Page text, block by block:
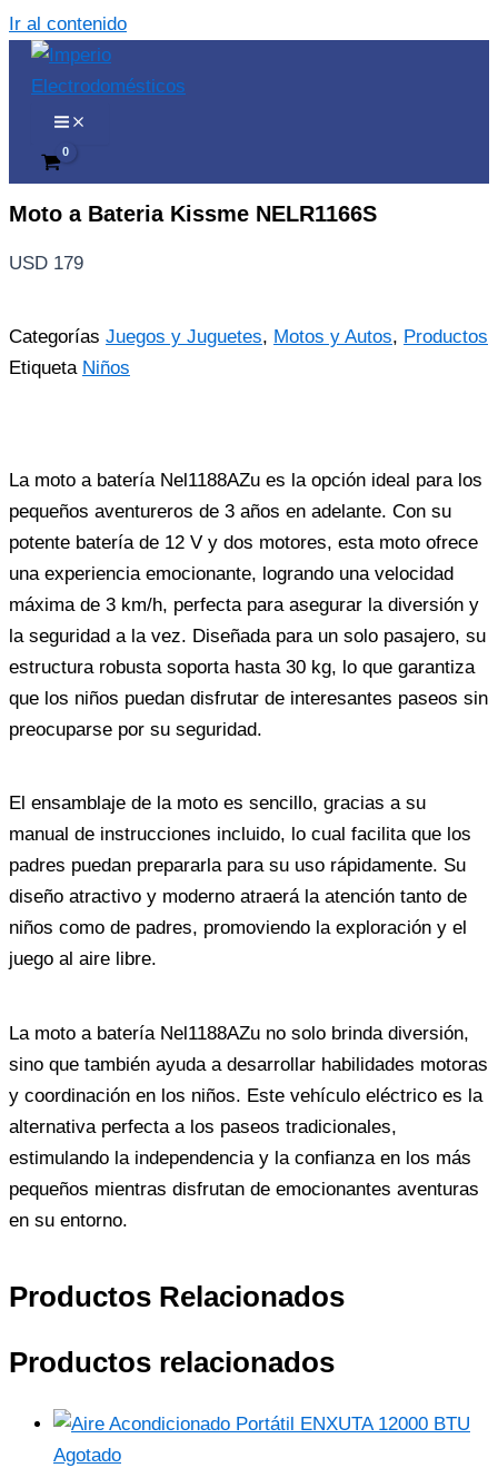
Ir al contenido
Moto a Bateria Kissme NELR1166S
USD 179
Categorías Juegos y Juguetes, Motos y Autos, Productos
Etiqueta Niños
La moto a batería Nel1188AZu es la opción ideal para los
pequeños aventureros de 3 años en adelante. Con su
potente batería de 12 V y dos motores, esta moto ofrece
una experiencia emocionante, logrando una velocidad
máxima de 3 km/h, perfecta para asegurar la diversión y
la seguridad a la vez. Diseñada para un solo pasajero, su
estructura robusta soporta hasta 30 kg, lo que garantiza
que los niños puedan disfrutar de interesantes paseos sin
preocuparse por su seguridad.
El ensamblaje de la moto es sencillo, gracias a su
manual de instrucciones incluido, lo cual facilita que los
padres puedan prepararla para su uso rápidamente. Su
diseño atractivo y moderno atraerá la atención tanto de
niños como de padres, promoviendo la exploración y el
juego al aire libre.
La moto a batería Nel1188AZu no solo brinda diversión,
sino que también ayuda a desarrollar habilidades motoras
y coordinación en los niños. Este vehículo eléctrico es la
alternativa perfecta a los paseos tradicionales,
estimulando la independencia y la confianza en los más
pequeños mientras disfrutan de emocionantes aventuras
en su entorno.
Productos Relacionados
Productos relacionados
Agotado